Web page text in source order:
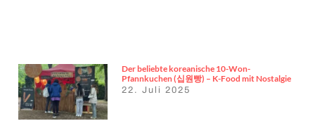
Der beliebte koreanische 10-Won-
Pfannkuchen (십원빵) – K-Food mit Nostalgie
22. Juli 2025